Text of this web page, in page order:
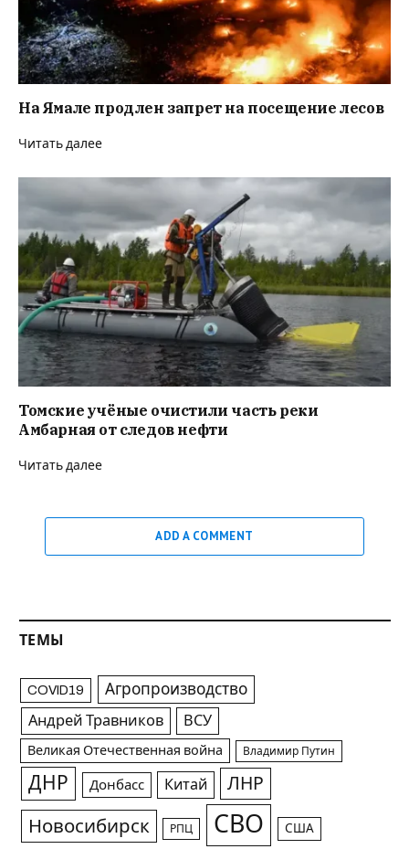
На Ямале продлен запрет на посещение лесов
Читать далее
Томские учёные очистили часть реки
Амбарная от следов нефти
Читать далее
ADD A COMMENT
ТЕМЫ
COVID19 Агропроизводство
Андрей Травников ВСУ
Великая Отечественная война Владимир Путин
ДНР Донбасс Китай ЛНР
Новосибирск РПЦ СВО США